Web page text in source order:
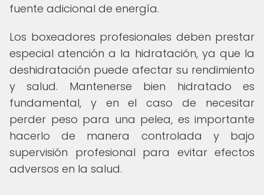
fuente adicional de energía.
Los boxeadores profesionales deben prestar
especial atención a la hidratación, ya que la
deshidratación puede afectar su rendimiento
y salud. Mantenerse bien hidratado es
fundamental, y en el caso de necesitar
perder peso para una pelea, es importante
hacerlo de manera controlada y bajo
supervisión profesional para evitar efectos
adversos en la salud.